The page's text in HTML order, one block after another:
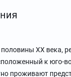
XX века,
к юго-
проживают